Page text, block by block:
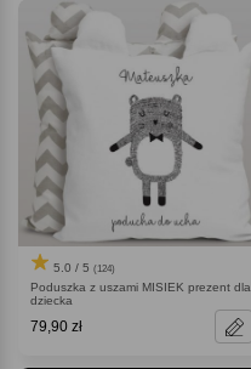
5.0 / 5 (124)
Poduszka z uszami MISIEK prezent dla
dziecka
79,90 zł